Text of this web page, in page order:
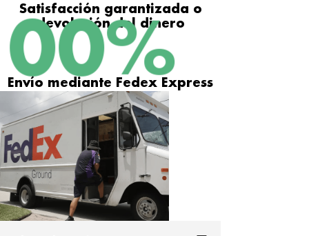
Satisfacción garantizada o
devolución del dinero
%
Envío mediante Fedex Express